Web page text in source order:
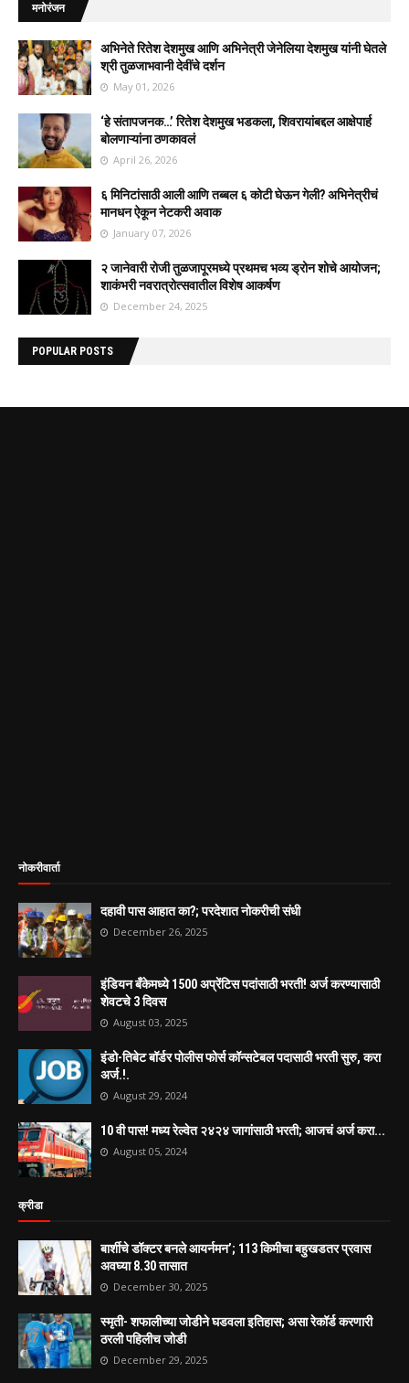
मनोरंजन
अभिनेते रितेश देशमुख आणि अभिनेत्री जेनेलिया देशमुख यांनी घेतले
श्री तुळजाभवानी देवींचे दर्शन
May 01, 2026
‘हे संतापजनक…’ रितेश देशमुख भडकला, शिवरायांबद्दल आक्षेपार्ह
बोलणाऱ्यांना ठणकावलं
April 26, 2026
६ मिनिटांसाठी आली आणि तब्बल ६ कोटी घेऊन गेली? अभिनेत्रीचं
मानधन ऐकून नेटकरी अवाक
January 07, 2026
२ जानेवारी रोजी तुळजापूरमध्ये प्रथमच भव्य ड्रोन शोचे आयोजन;
शाकंभरी नवरात्रोत्सवातील विशेष आकर्षण
December 24, 2025
POPULAR POSTS
नोकरीवार्ता
दहावी पास आहात का?; परदेशात नोकरीची संधी
December 26, 2025
इंडियन बँकेमध्ये 1500 अप्रेंटिस पदांसाठी भरती! अर्ज करण्यासाठी
शेवटचे 3 दिवस
August 03, 2025
इंडो-तिबेट बॉर्डर पोलीस फोर्स कॉन्सटेबल पदासाठी भरती सुरु, करा
अर्ज.!.
August 29, 2024
10 वी पास! मध्य रेल्वेत २४२४ जागांसाठी भरती; आजचं अर्ज करा...
August 05, 2024
क्रीडा
बार्शीचे डॉक्टर बनले आयर्नमन’; 113 किमीचा बहुखडतर प्रवास
अवघ्या 8.30 तासात
December 30, 2025
स्मृती- शफालीच्या जोडीने घडवला इतिहास; असा रेकॉर्ड करणारी
ठरली पहिलीच जोडी
December 29, 2025